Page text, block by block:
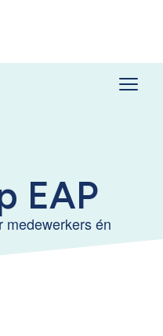
EAP
medewerkers én
je organisatie.